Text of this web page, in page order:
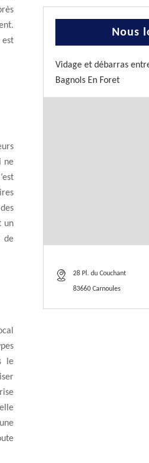
ne
un
de
le
Nous
Vidage et débarras
Bagnols En Foret
28 Pl. du Couchant
83660 Carnoules